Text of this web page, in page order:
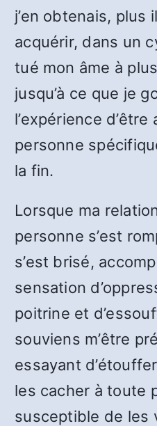
j’en obtenais, plus
acquérir, dans un
tué mon âme à
jusqu’à ce que je
l’expérience
personne
la fin.
Lorsque ma
personne s’est
s’est brisé,
sensation
poitrine et
souviens m’être
essayant
les cacher à toute
susceptible de les